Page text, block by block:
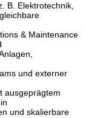
B. Elektrotechnik,
& Maintenance
und externer
ausgeprägtem
und skalierbare